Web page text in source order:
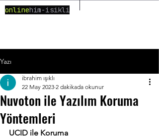
~/ibrahim-isikli
online
Yazı
Nuvoton ile Yazılım Koruma
Yöntemleri
ibrahim ışıklı
22 May 2023 2 dakikada okunur
UCID ile Koruma